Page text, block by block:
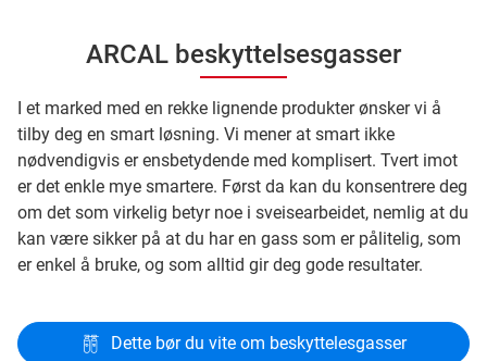
ARCAL beskyttelsesgasser
I et marked med en rekke lignende produkter ønsker vi å
tilby deg en smart løsning. Vi mener at smart ikke
nødvendigvis er ensbetydende med komplisert. Tvert imot
er det enkle mye smartere. Først da kan du konsentrere deg
om det som virkelig betyr noe i sveisearbeidet, nemlig at du
kan være sikker på at du har en gass som er pålitelig, som
er enkel å bruke, og som alltid gir deg gode resultater.
Dette bør du vite om beskyttelesgasser